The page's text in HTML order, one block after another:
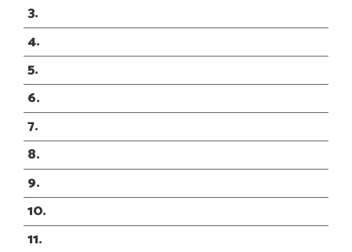
3
4
5
6
7
8
9
10
11